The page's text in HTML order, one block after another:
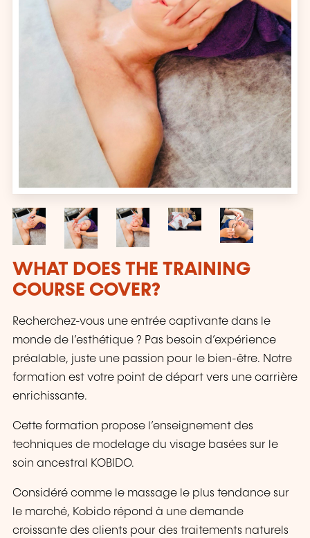
WHAT DOES THE TRAINING
COURSE COVER?
Recherchez-vous une entrée captivante dans le
monde de l’esthétique ? Pas besoin d’expérience
préalable, juste une passion pour le bien-être. Notre
formation est votre point de départ vers une carrière
enrichissante.
Cette formation propose l’enseignement des
techniques de modelage du visage basées sur le
soin ancestral KOBIDO.
Considéré comme le massage le plus tendance sur
le marché, Kobido répond à une demande
croissante des clients pour des traitements naturels